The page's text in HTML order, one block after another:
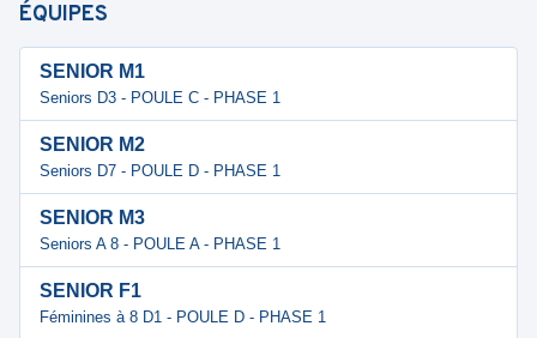
ÉQUIPES
SENIOR M1
Seniors D3 - POULE C - PHASE 1
SENIOR M2
Seniors D7 - POULE D - PHASE 1
SENIOR M3
Seniors A 8 - POULE A - PHASE 1
SENIOR F1
Féminines à 8 D1 - POULE D - PHASE 1